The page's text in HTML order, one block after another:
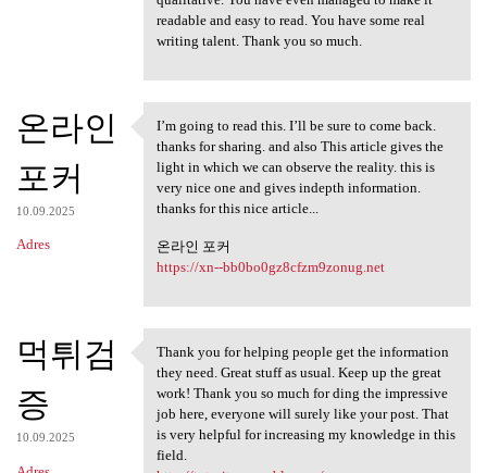
readable and easy to read. You have some real
writing talent. Thank you so much.
온라인
포커
10.09.2025
Adres
I’m going to read this. I’ll
I’m going to read this. I’ll be sure to come back.
thanks for sharing. and also This article gives the
light in which we can observe the reality. this is
very nice one and gives indepth information.
thanks for this nice article...
온라인 포커
https://xn--bb0bo0gz8cfzm9zonug.net
먹튀검
증
10.09.2025
Thank you for helping people
Thank you for helping people get the information
they need. Great stuff as usual. Keep up the great
work! Thank you so much for ding the impressive
job here, everyone will surely like your post. That
is very helpful for increasing my knowledge in this
field.